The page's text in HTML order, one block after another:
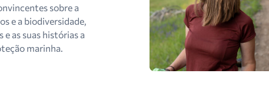
sobre a
e a biodiversidade,
as suas histórias a
marinha.